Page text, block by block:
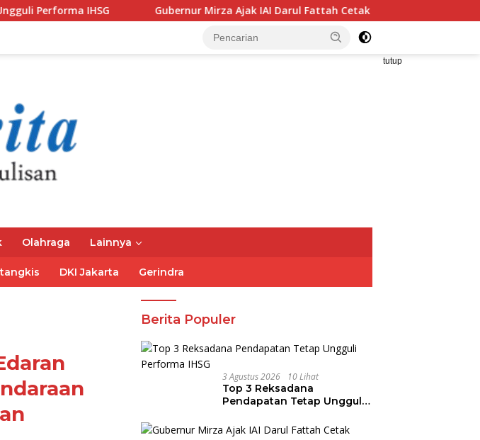
Gubernur Mirza Ajak IAI Darul Fattah Cetak SDM Adaptif Berlandaskan Nilai
tutup
Olahraga Lainnya
DKI Jakarta Gerindra
Berita Populer
3 Agustus 2026 10 Lihat
Top 3 Reksadana
Pendapatan Tetap Ungguli